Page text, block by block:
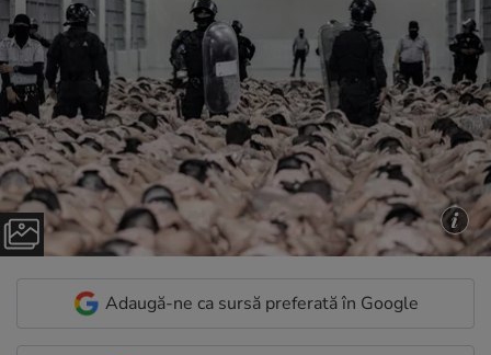
Adaugă-ne ca sursă preferată în Google